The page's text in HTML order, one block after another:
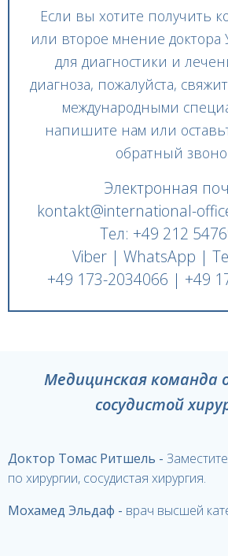
Если вы хотите получить
или второе мнение
для диагностики и
диагноза, пожалуйста,
международными
напишите нам или
обратный
Электронная
kontakt@international-
Тел: +49 212
Viber | WhatsApp |
+49 173-2034066 | +49
Медицинская команда
сосудистой
Доктор Томас Ритшель -
по хирургии, сосудистая хирургия.
Мохамед Эльдаф - врач высшей